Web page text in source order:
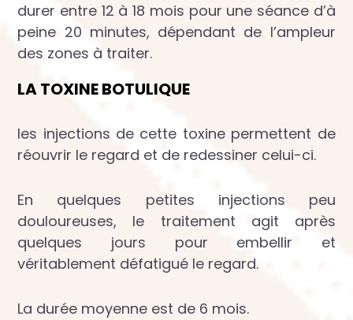
durer entre 12 à 18 mois pour une séance d’à
peine 20 minutes, dépendant de l’ampleur
des zones à traiter.
LA TOXINE BOTULIQUE
les injections de cette toxine permettent de
réouvrir le regard et de redessiner celui-ci.
En quelques petites injections peu
douloureuses, le traitement agit après
quelques jours pour embellir et
véritablement défatigué le regard.
La durée moyenne est de 6 mois.